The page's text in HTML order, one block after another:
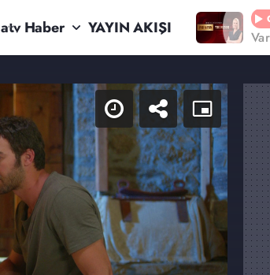
atv Haber YAYIN AKIŞI